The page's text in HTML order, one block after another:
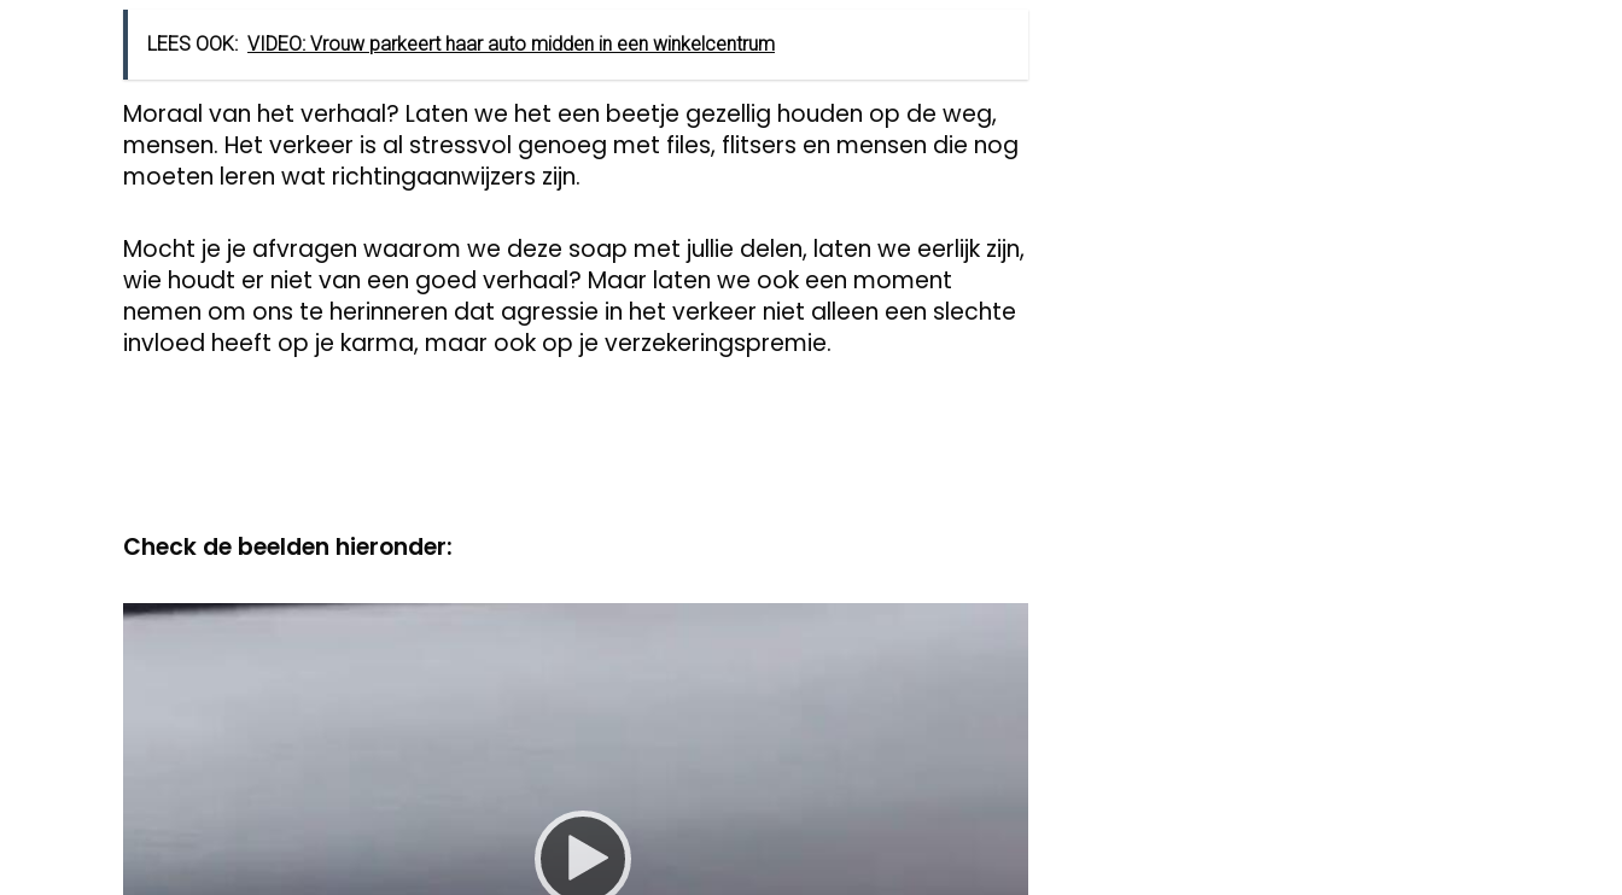
LEES OOK: VIDEO: Vrouw parkeert haar auto midden in een winkelcentrum
Moraal van het verhaal? Laten we het een beetje gezellig houden op de weg,
mensen. Het verkeer is al stressvol genoeg met files, flitsers en mensen die nog
moeten leren wat richtingaanwijzers zijn.
Mocht je je afvragen waarom we deze soap met jullie delen, laten we eerlijk zijn,
wie houdt er niet van een goed verhaal? Maar laten we ook een moment
nemen om ons te herinneren dat agressie in het verkeer niet alleen een slechte
invloed heeft op je karma, maar ook op je verzekeringspremie.
Check de beelden hieronder:
Video